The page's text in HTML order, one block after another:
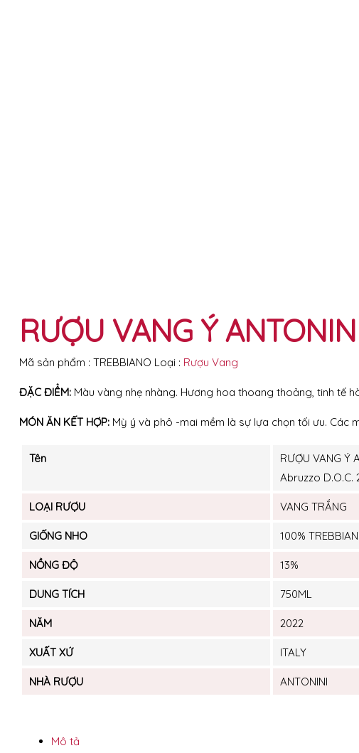
RƯỢU VANG Ý
Mã sản phẩm : TREBBIANO Loại : Rượu Vang
ĐẶC ĐIỂM: Màu vàng nhẹ nhàng. Hương hoa thoang thoảng, tinh tế
MÓN ĂN KẾT HỢP: Mỳ ý và phô -mai mềm là sự lựa chọn tối ưu. Các
Tên
RƯỢU VANG Ý
Abruzzo D.O.C.
LOẠI RƯỢU VANG TRẮNG
GIỐNG NHO 100%
NỒNG ĐỘ 13%
DUNG TÍCH 750ML
NĂM 2022
XUẤT XỨ ITALY
NHÀ RƯỢU ANTONINI
Mô tả